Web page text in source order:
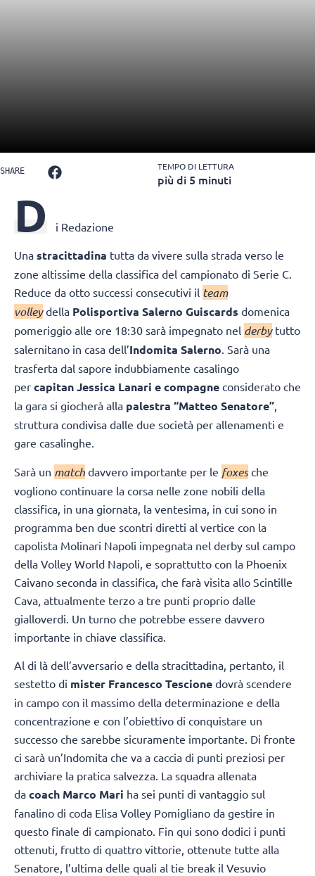
SHARE TEMPO DI LETTURA
più di 5 minuti
D i Redazione
Una stracittadina tutta da vivere sulla strada verso le
zone altissime della classifica del campionato di Serie C.
Reduce da otto successi consecutivi il team
volleydella Polisportiva Salerno Guiscards domenica
pomeriggio alle ore 18:30 sarà impegnato nel derbytutto
salernitano in casa dell’Indomita Salerno. Sarà una
trasferta dal sapore indubbiamente casalingo
per capitan Jessica Lanari e compagne considerato che
la gara si giocherà alla palestra “Matteo Senatore”,
struttura condivisa dalle due società per allenamenti e
gare casalinghe.
Sarà un match davvero importante per le foxesche
vogliono continuare la corsa nelle zone nobili della
classifica, in una giornata, la ventesima, in cui sono in
programma ben due scontri diretti al vertice con la
capolista Molinari Napoli impegnata nel derby sul campo
della Volley World Napoli, e soprattutto con la Phoenix
Caivano seconda in classifica, che farà visita allo Scintille
Cava, attualmente terzo a tre punti proprio dalle
gialloverdi. Un turno che potrebbe essere davvero
importante in chiave classifica.
Al di là dell’avversario e della stracittadina, pertanto, il
sestetto di mister Francesco Tescione dovrà scendere
in campo con il massimo della determinazione e della
concentrazione e con l’obiettivo di conquistare un
successo che sarebbe sicuramente importante. Di fronte
ci sarà un’Indomita che va a caccia di punti preziosi per
archiviare la pratica salvezza. La squadra allenata
da coach Marco Mari ha sei punti di vantaggio sul
fanalino di coda Elisa Volley Pomigliano da gestire in
questo finale di campionato. Fin qui sono dodici i punti
ottenuti, frutto di quattro vittorie, ottenute tutte alla
Senatore, l’ultima delle quali al tie break il Vesuvio